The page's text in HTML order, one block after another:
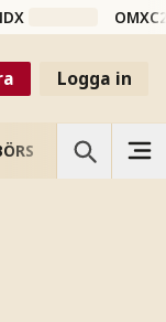
Logga in
VETENSKAP